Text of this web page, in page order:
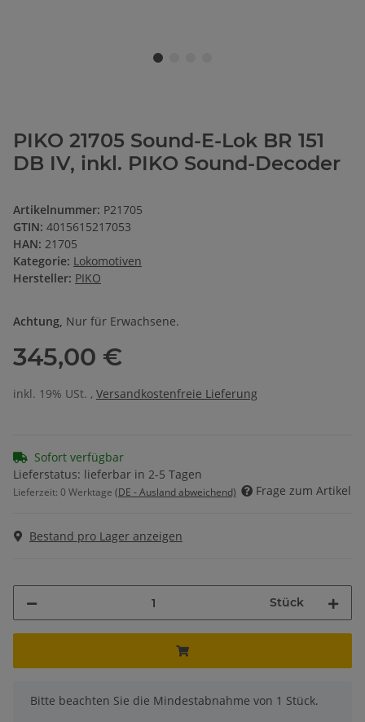
PIKO 21705 Sound-E-Lok BR 151
DB IV, inkl. PIKO Sound-Decoder
Artikelnummer: P21705
GTIN: 4015615217053
HAN: 21705
Kategorie: Lokomotiven
Hersteller: PIKO
Achtung, Nur für Erwachsene.
345,00 €
inkl. 19% USt. , Versandkostenfreie Lieferung
Sofort verfügbar
Lieferstatus: lieferbar in 2-5 Tagen
Lieferzeit: 0 Werktage (DE - Ausland abweichend) Frage zum Artikel
Bestand pro Lager anzeigen
Stück
x
Bitte beachten Sie die Mindestabnahme von 1 Stück.